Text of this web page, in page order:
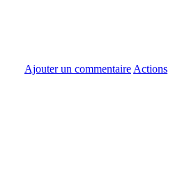
Ajouter un commentaire Actions